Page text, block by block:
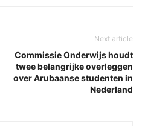
Next article
Commissie Onderwijs houdt
twee belangrijke overleggen
over Arubaanse studenten in
Nederland